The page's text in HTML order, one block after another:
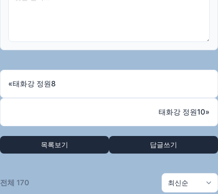
«태화강 정원8
태화강 정원10»
목록보기 답글쓰기
전체 170